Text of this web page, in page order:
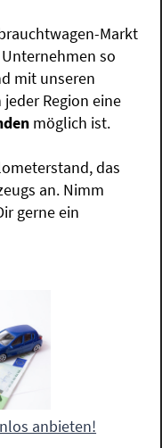
Markt
so
mit unseren
Region eine
möglich ist.
das
an. Nimm
gerne ein
anbieten!